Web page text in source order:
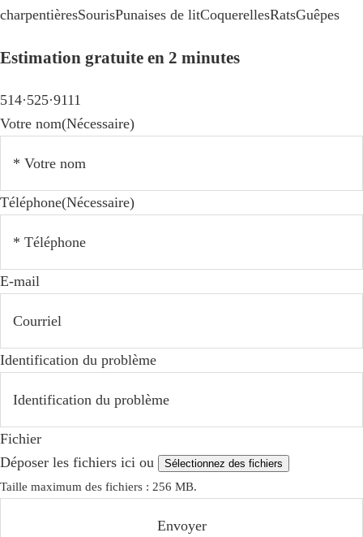
charpentièresSourisPunaises de litCoquerellesRatsGuêpes
Estimation gratuite en 2 minutes
514·525·9111
Votre nom(Nécessaire)
Téléphone(Nécessaire)
E-mail
Identification du problème
Fichier
Déposer les fichiers ici ou
Sélectionnez des fichiers
Taille maximum des fichiers : 256 MB.